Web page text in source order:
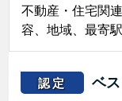
不動産・住宅関
容、地域、最寄
認定 ベ